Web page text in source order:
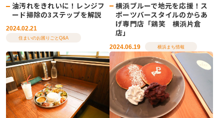
油汚れをきれいに！レンジフ
ード掃除の3ステップを解説
2024.02.21
住まいのお困りごとQ&A
横浜ブルーで地元を応援！ス
ポーツバースタイルのからあ
げ専門店「鶏笑 横浜片倉
店」
2024.06.19 横浜まち情報